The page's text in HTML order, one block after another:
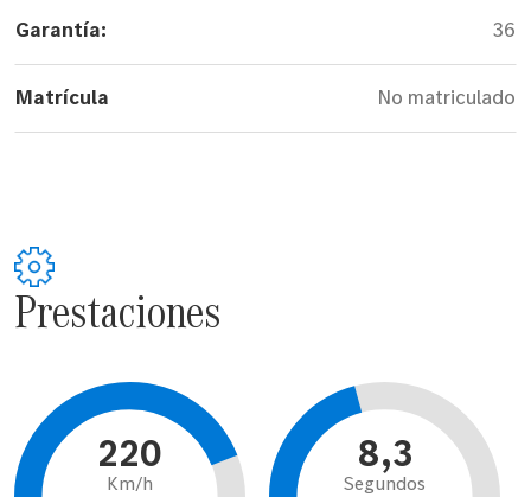
Garantía: 36
Matrícula No matriculado
Prestaciones
220
Km/h
8,3
Segundos